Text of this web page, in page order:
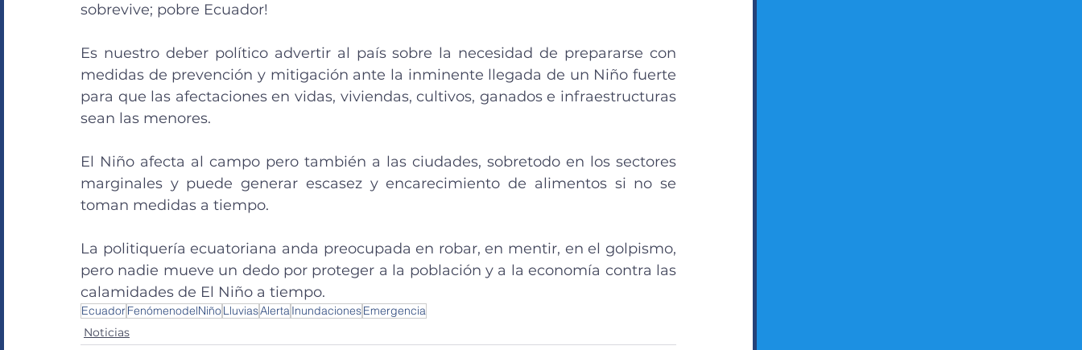
sobrevive; pobre Ecuador!
Es nuestro deber político advertir al país sobre la necesidad de prepararse con
medidas de prevención y mitigación ante la inminente llegada de un Niño fuerte
para que las afectaciones en vidas, viviendas, cultivos, ganados e infraestructuras
sean las menores.
El Niño afecta al campo pero también a las ciudades, sobretodo en los sectores
marginales y puede generar escasez y encarecimiento de alimentos si no se
toman medidas a tiempo.
La politiquería ecuatoriana anda preocupada en robar, en mentir, en el golpismo,
pero nadie mueve un dedo por proteger a la población y a la economía contra las
calamidades de El Niño a tiempo.
EcuadorFenómenodelNiñoLluviasAlertaInundacionesEmergencia
Noticias